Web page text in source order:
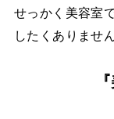
せっかく美容室
したくありませ